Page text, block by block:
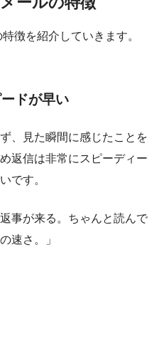
徴を紹介していきます。
ドが早い
、見た瞬間に感じたことを
返信は非常にスピーディー
です。
事が来る。ちゃんと読んで
速さ。」